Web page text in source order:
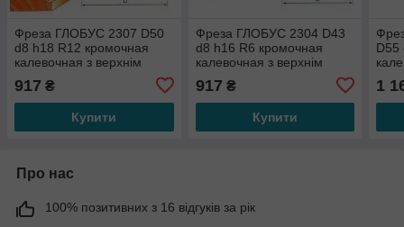
Фреза ГЛОБУС 2307 D50
d8 h18 R12 кромочная
калевочная з верхнім
917 ₴
Купити
Фреза ГЛОБУС 2304 D43
d8 h16 R6 кромочная
калевочная з верхнім
917 ₴
Купити
D55
1
Про нас
100% позитивних з 16 відгуків за рік